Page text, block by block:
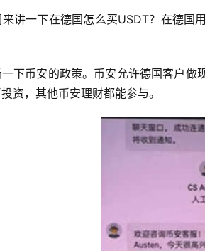
讲一下在德国怎么买USDT？在德国
下币安的政策。币安允许德国客户
资，其他币安理财都能参与。